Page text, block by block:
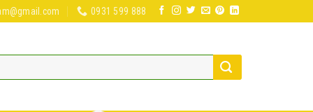
0931 599 888